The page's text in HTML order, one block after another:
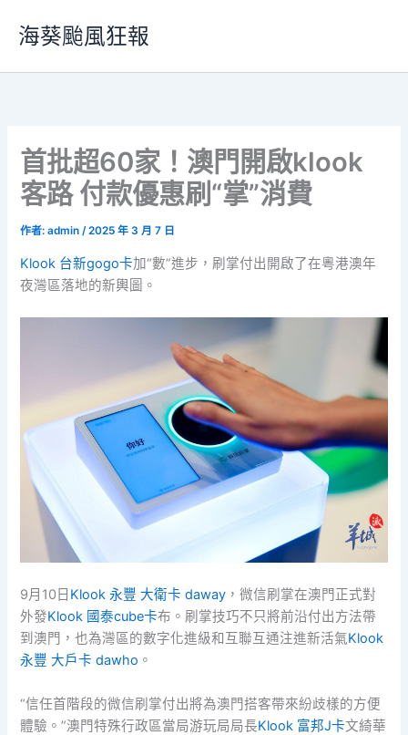
要
海葵颱風狂報
首批超60家！澳門開啟klook
客路 付款優惠刷“掌”消費
作者:admin/2025 年 3 月 7 日
Klook 台新gogo卡加“數”進步，刷掌付出開啟了在粵港澳年
夜灣區落地的新輿圖。
9月10日 Klook 永豐 大衛卡 daway ，微信刷掌在澳門正式對
外發Klook 國泰cube卡布。刷掌技巧不只將前沿付出方法帶
到澳門，也為灣區的數字化進級和互聯互通注進新活氣Klook
永豐 大戶卡 dawho 。
“信任首階段的微信刷掌付出將為澳門搭客帶來紛歧樣的方便
體驗。”澳門特殊行政區當局游玩局局長Klook 富邦J卡文綺華